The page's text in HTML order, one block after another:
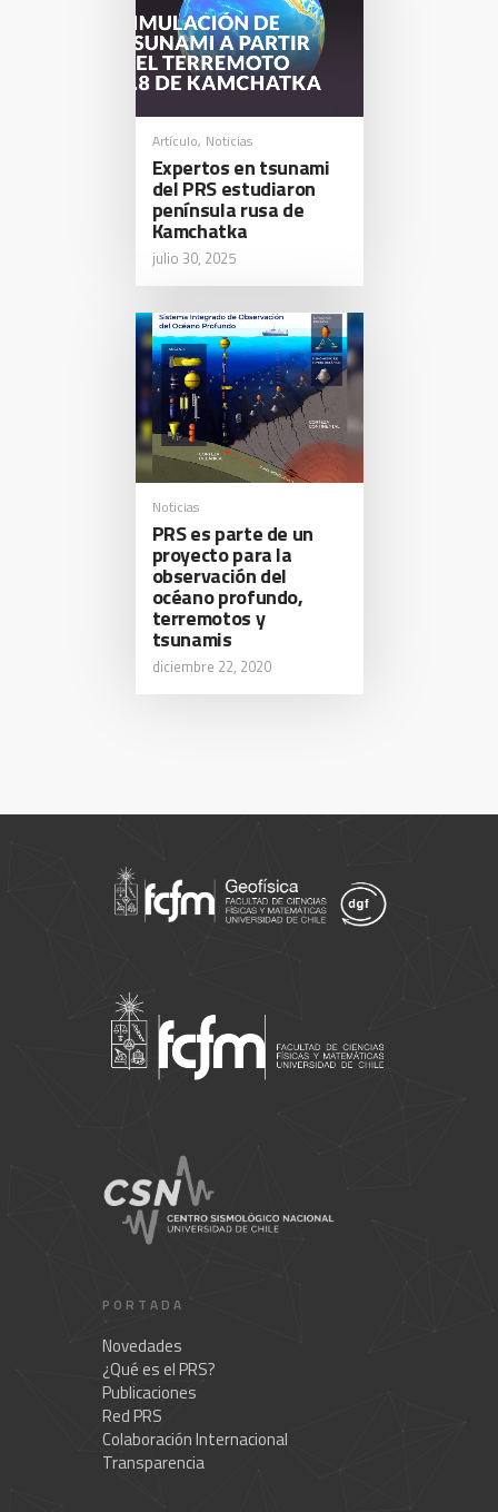
Artículo, Noticias
Expertos en tsunami
del PRS estudiaron
península rusa de
Kamchatka
julio 30, 2025
Noticias
PRS es parte de un
proyecto para la
observación del
océano profundo,
terremotos y
tsunamis
diciembre 22, 2020
PORTADA
Novedades
¿Qué es el PRS?
Publicaciones
Red PRS
Colaboración Internacional
Transparencia